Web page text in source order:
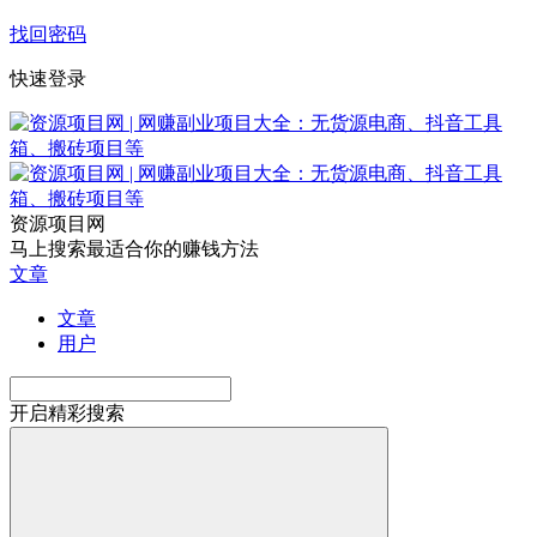
找回密码
快速登录
资源项目网
马上搜索最适合你的赚钱方法
文章
文章
用户
开启精彩搜索